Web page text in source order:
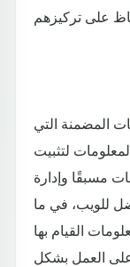
المضمنة التي
لتثبيت
مسبقًا وإدارة
للويب، في ما
القيام بها
العمل بشكل